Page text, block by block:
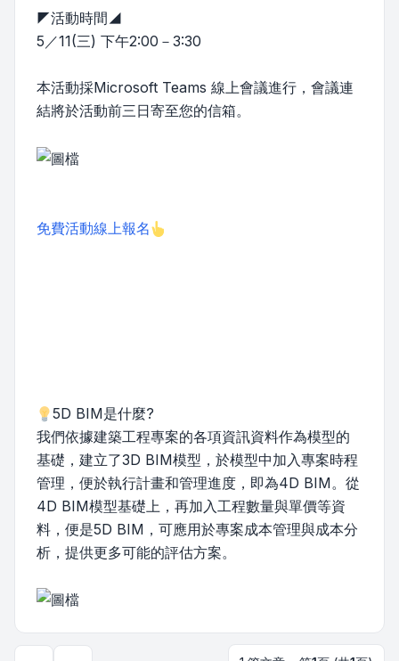
◤活動時間◢
5／11(三) 下午2:00－3:30
本活動採Microsoft Teams 線上會議進行，會議連
結將於活動前三日寄至您的信箱。
免費活動線上報名
5D BIM是什麼?
我們依據建築工程專案的各項資訊資料作為模型的
基礎，建立了3D BIM模型，於模型中加入專案時程
管理，便於執行計畫和管理進度，即為4D BIM。從
4D BIM模型基礎上，再加入工程數量與單價等資
料，便是5D BIM，可應用於專案成本管理與成本分
析，提供更多可能的評估方案。